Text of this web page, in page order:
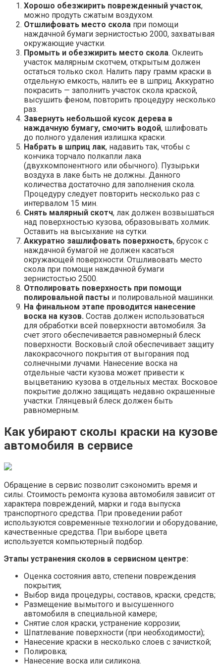
Хорошо обезжирить поврежденный участок,
можно продуть сжатым воздухом.
Отшлифовать место скола при помощи
наждачной бумаги зернистостью 2000, захватывая
окружающие участки.
Промыть и обезжирить место скола. Оклеить
участок малярным скотчем, открытым должен
остаться только скол. Налить пару грамм краски в
отдельную емкость, налить ее в шприц. Аккуратно
покрасить — заполнить участок скола краской,
высушить феном, повторить процедуру несколько
раз.
Завернуть небольшой кусок дерева в
наждачную бумагу, смочить водой, шлифовать
до полного удаления излишка краски.
Набрать в шприц лак, надавить так, чтобы с
кончика торчало полкапли лака
(двухкомпонентного или обычного). Пузырьки
воздуха в лаке быть не должны. Данного
количества достаточно для заполнения скола.
Процедуру следует повторить несколько раз с
интервалом 15 мин.
Снять малярный скотч, лак должен возвышаться
над поверхностью кузова, образовывать холмик.
Оставить на высыхание на сутки.
Аккуратно зашлифовать поверхность, брусок с
наждачной бумагой не должен касаться
окружающей поверхности. Отшливовать место
скола при помощи наждачной бумаги
зернистостью 2500.
Отполировать поверхность при помощи
полировальной пасты и полировальной машинки.
На финальном этапе проводится нанесение
воска на кузов. Состав должен использоваться
для обработки всей поверхности автомобиля. За
счет этого обеспечивается равномерный блеск
поверхности. Восковый слой обеспечивает защиту
лакокрасочного покрытия от выгорания под
солнечными лучами. Нанесение воска на
отдельные части кузова может привести к
выцветанию кузова в отдельных местах. Восковое
покрытие должно защищать недавно окрашенные
участки. Глянцевый блеск должен быть
равномерным.
Как убирают сколы краски на кузове
автомобиля в сервисе
Обращение в сервис позволит сэкономить время и
силы. Стоимость ремонта кузова автомобиля зависит от
характера повреждений, марки и года выпуска
транспортного средства. При проведении работ
используются современные технологии и оборудование,
качественные средства. При выборе цвета
используется компьютерный подбор.
Этапы устранения сколов в сервисном центре:
Оценка состояния авто, степени повреждения
покрытия;
Выбор вида процедуры, составов, краски, средств;
Размещение вымытого и высушенного
автомобиля в специальной камере;
Снятие слоя краски, устранение коррозии;
Шпатлевание поверхности (при необходимости);
Нанесение краски в несколько слоев с зачисткой;
Полировка;
Нанесение воска или силикона.